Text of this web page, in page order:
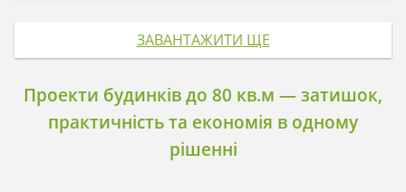
ЗАВАНТАЖИТИ ЩЕ
Проекти будинків до 80 кв.м — затишок,
практичність та економія в одному
рішенні